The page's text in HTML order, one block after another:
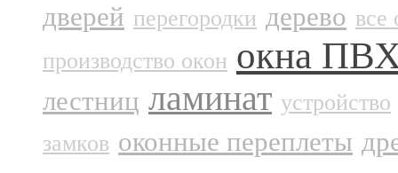
дверей перегородки дерево все
производство окон окна
лестниц ламинат устройство
замков оконные переплеты